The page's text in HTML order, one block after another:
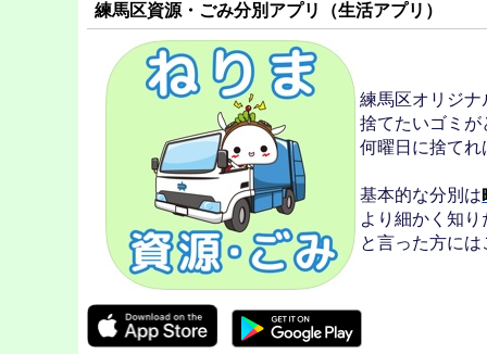
練馬区資源・ごみ分別アプリ（生活アプリ）
練馬区オリジ
捨てたいゴミ
何曜日に捨て
基本的な分別は
より細かく知
と言った方に